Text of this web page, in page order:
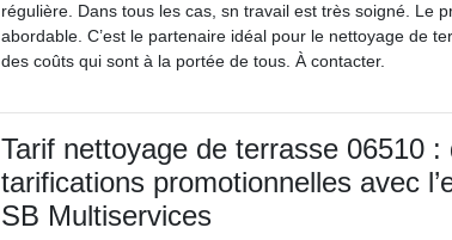
régulière. Dans tous les cas, sn travail est très soigné. Le
abordable. C’est le partenaire idéal pour le nettoyage de
des coûts qui sont à la portée de tous. À contacter.
Tarif nettoyage de terrasse 06510 :
tarifications promotionnelles avec
SB Multiservices